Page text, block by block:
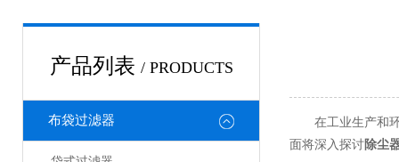
产品列表 / PRODUCTS
布袋过滤器
在工业生产和环
面将深入探讨除尘